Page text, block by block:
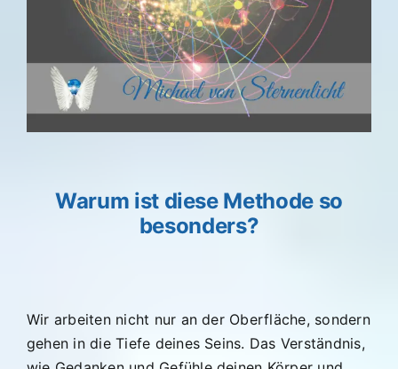
Warum ist diese Methode so
besonders?
Wir arbeiten nicht nur an der Oberfläche, sondern
gehen in die Tiefe deines Seins. Das Verständnis,